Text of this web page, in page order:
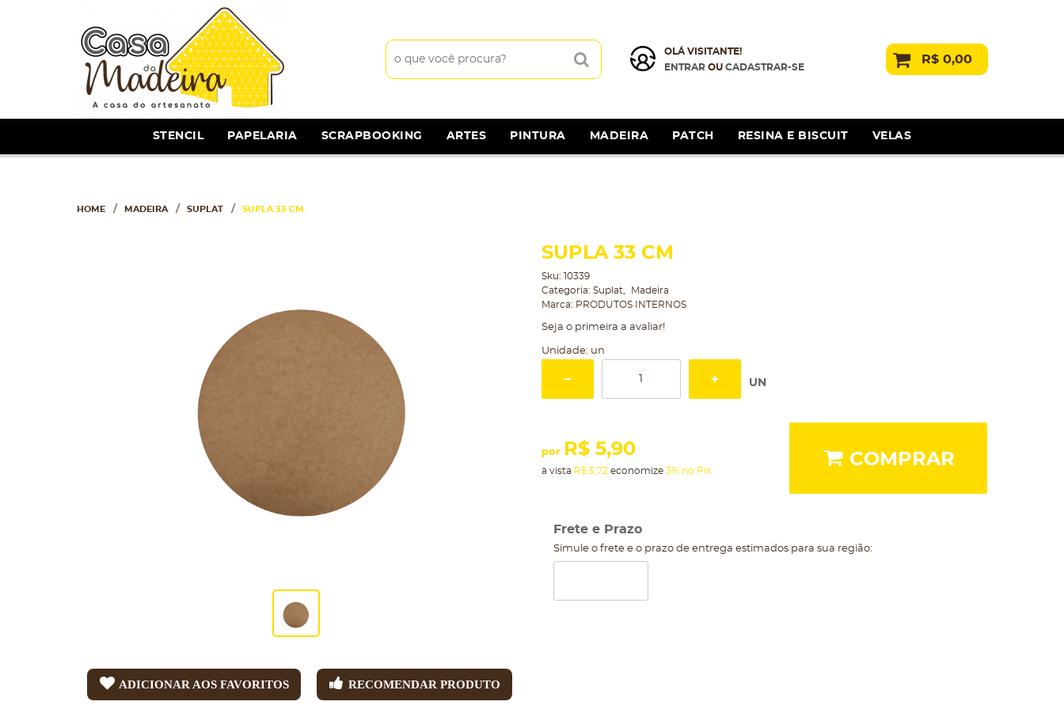
OLÁ VISITANTE!
ENTRAROU CADASTRAR-SE
R$ 0,00
STENCIL PAPELARIA SCRAPBOOKING ARTES PINTURA MADEIRA PATCH RESINA E BISCUIT VELAS
HOME MADEIRA SUPLAT SUPLA 33 CM
ADICIONAR AOS FAVORITOS RECOMENDAR PRODUTO
SUPLA 33 CM
Sku: 10339
Categoria: Suplat
Madeira
Marca: PRODUTOS INTERNOS
Seja o primeira a avaliar!
Unidade: un
UN
por R$ 5,90
à vista R$ 5,72 economize 3% no Pix
COMPRAR
Frete e Prazo
Simule o frete e o prazo de entrega estimados para sua região: